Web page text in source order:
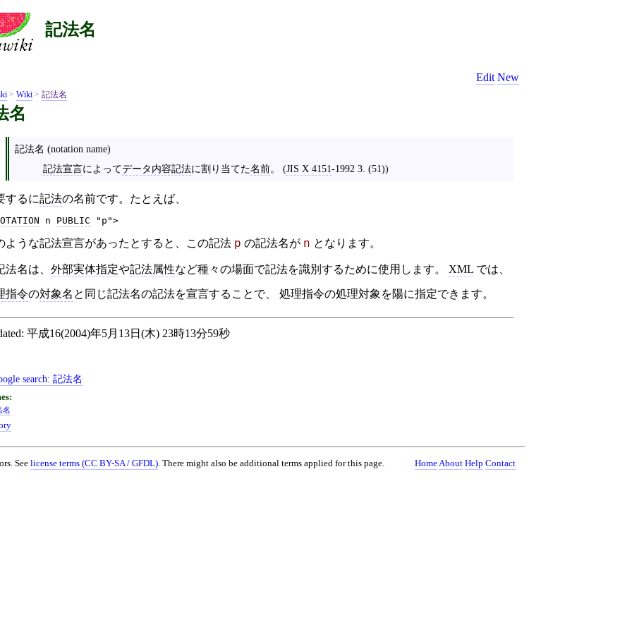
記法名
Edit New
> Wiki > 記法名
名
記法名 (notation name)
記法宣言によってデータ内容記法に割り当てた名前。 (JIS X 4151‐1992 3. (51))
するに記法の名前です。たとえば、
n PUBLIC "p">
ような記法宣言があったとすると、この記法 p の記法名が n となります。
法名は、 外部実体指定や記法属性など種々の場面で記法を識別するために使用します。 XML では、
指令の対象名 と同じ記法名の記法を宣言することで、 処理指令の処理対象を陽に指定できます。
平成16(2004)年5月13日(木) 23時13分59秒
search:記法名
名
See license terms (CC BY-SA / GFDL) . There might also be additional terms applied for this page. HomeAbout Help Contact